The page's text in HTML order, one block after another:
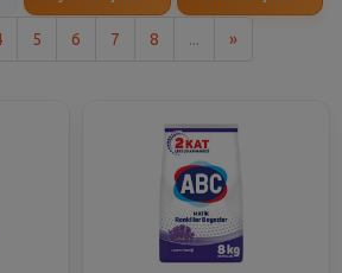
5 6 7 8 ... »Son